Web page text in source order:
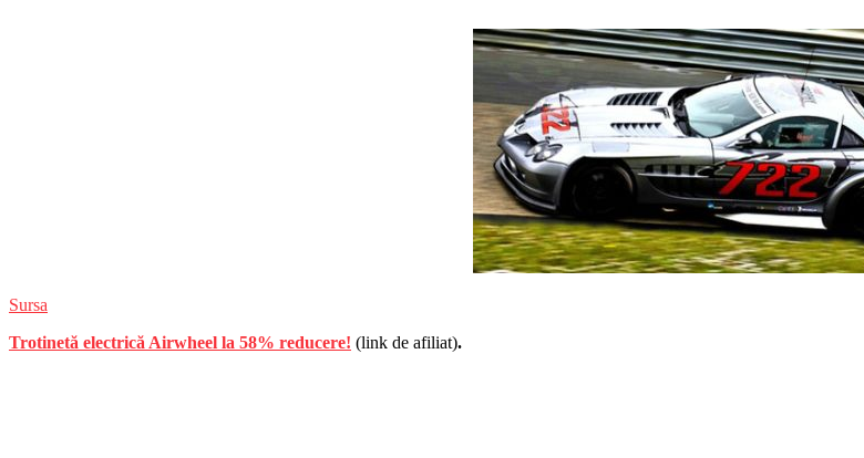
Sursa
Trotinetă electrică Airwheel la 58% reducere! (link de afiliat).